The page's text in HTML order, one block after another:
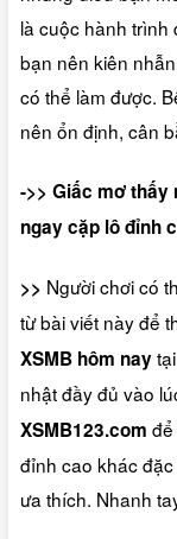
là cuộc hành trình
bạn nên kiên
có thể làm được.
nên ổn định, cân
->> Giấc mơ
ngay cặp lô đỉnh
>> Người chơi có
từ bài viết này để
XSMB hôm nay
nhật đầy đủ vào
XSMB123.com
đỉnh cao khác
ưa thích. Nhanh